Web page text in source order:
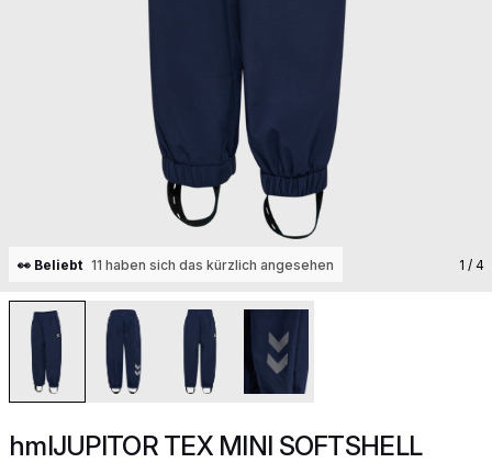
👀 Beliebt 11 haben sich das kürzlich angesehen 1 / 4
hmlJUPITOR TEX MINI SOFTSHELL